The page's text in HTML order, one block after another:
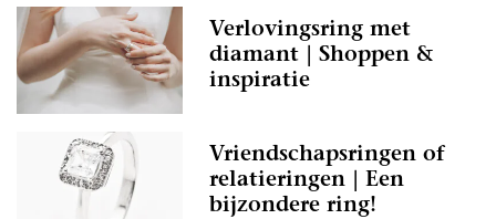
Verlovingsring met
diamant | Shoppen &
inspiratie
Vriendschapsringen of
relatieringen | Een
bijzondere ring!